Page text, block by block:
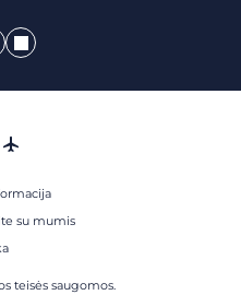
su mumis
teisės saugomos.